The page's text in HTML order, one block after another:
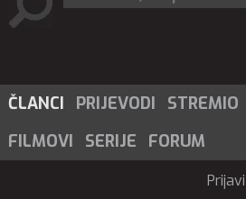
ČLANCI PRIJEVODI STREMIO
FILMOVI
SERIJE FORUM